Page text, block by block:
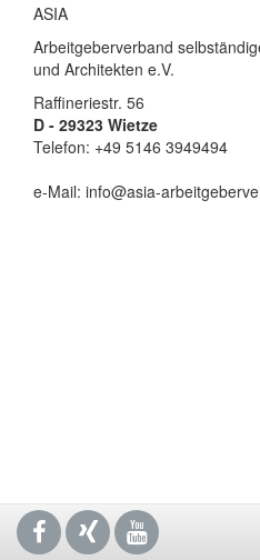
ASIA
Arbeitgeberverband
und Architekten e.V.
Raffineriestr. 56
D - 29323 Wietze
Telefon: +49 5146 3949494
e-Mail: info@asia-